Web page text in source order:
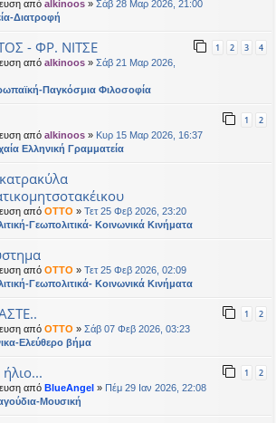
από alkinoos » Σάβ 28 Μαρ 2026, 21:00
Διατροφή
- ΦΡ. ΝΙΤΣΕ 1 2 3 4
από alkinoos » Σάβ 21 Μαρ 2026,
Παγκόσμια Φιλοσοφία
1 2
από alkinoos » Κυρ 15 Μαρ 2026, 16:37
Ελληνική Γραμματεία
από OTTO » Τετ 25 Φεβ 2026, 23:20
Γεωπολιτικά- Κοινωνικά Κινήματα
από OTTO » Τετ 25 Φεβ 2026, 02:09
Γεωπολιτικά- Κοινωνικά Κινήματα
1 2
από OTTO » Σάβ 07 Φεβ 2026, 03:23
Ελεύθερο βήμα
1 2
από BlueAngel » Πέμ 29 Ιαν 2026, 22:08
Μουσική